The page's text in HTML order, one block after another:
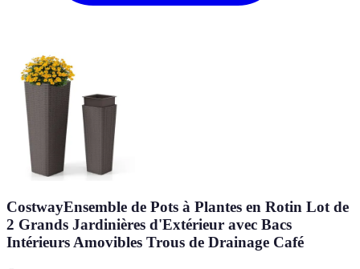
CostwayEnsemble de Pots à Plantes en Rotin Lot de
2 Grands Jardinières d'Extérieur avec Bacs
Intérieurs Amovibles Trous de Drainage Café